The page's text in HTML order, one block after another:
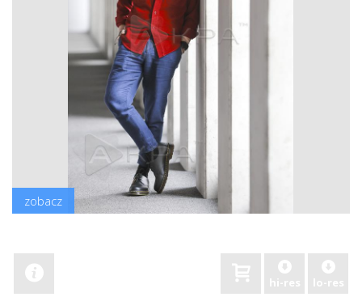
zobacz
hi-res lo-res